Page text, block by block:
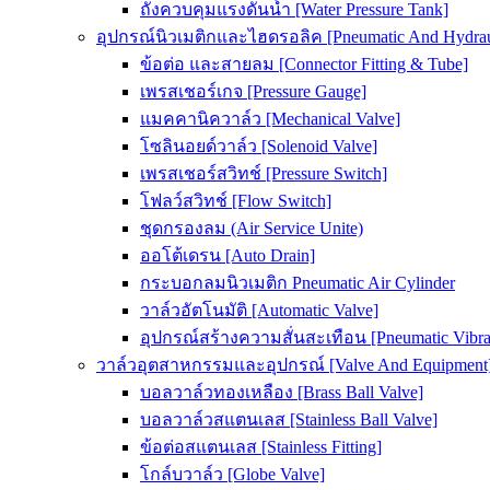
ถังควบคุมแรงดันน้ำ [Water Pressure Tank]
อุปกรณ์นิวเมติกและไฮดรอลิค [Pneumatic And
ข้อต่อ และสายลม [Connector Fitting & Tube]
เพรสเชอร์เกจ [Pressure Gauge]
แมคคานิควาล์ว [Mechanical Valve]
โซลินอยด์วาล์ว [Solenoid Valve]
เพรสเชอร์สวิทช์ [Pressure Switch]
โฟลว์สวิทช์ [Flow Switch]
ชุดกรองลม (Air Service Unite)
ออโต้เดรน [Auto Drain]
กระบอกลมนิวเมติก Pneumatic Air Cylinder
วาล์วอัตโนมัติ [Automatic Valve]
อุปกรณ์สร้างความสั่นสะเทือน [Pneumatic
วาล์วอุตสาหกรรมและอุปกรณ์ [Valve And
บอลวาล์วทองเหลือง [Brass Ball Valve]
บอลวาล์วสแตนเลส [Stainless Ball Valve]
ข้อต่อสแตนเลส [Stainless Fitting]
โกล์บวาล์ว [Globe Valve]